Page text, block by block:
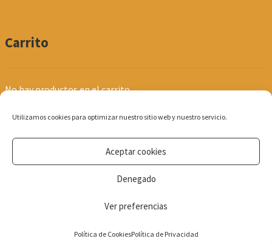
Utilizamos cookies para optimizar nuestro sitio web y nuestro servicio.
Aceptar cookies
Denegado
Ver preferencias
Política de CookiesPolítica de Privacidad
Carrito
No hay productos en el carrito.
© Produpel | Productos de Peluquería y Estética 2026